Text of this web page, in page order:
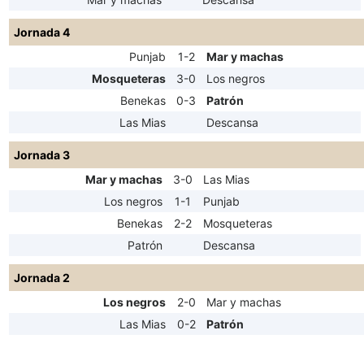
Jornada 4
Punjab
1-2
Mar y machas
Mosqueteras
3-0
Los negros
Benekas
0-3
Patrón
Las Mias
Descansa
Jornada 3
Mar y machas
3-0
Las Mias
Los negros
1-1
Punjab
Benekas
2-2
Mosqueteras
Patrón
Descansa
Jornada 2
Los negros
2-0
Mar y machas
Las Mias
0-2 Patrón